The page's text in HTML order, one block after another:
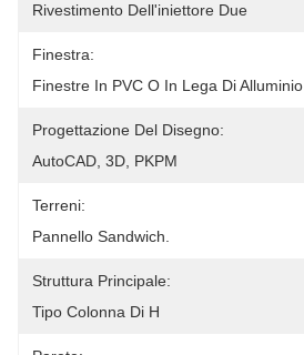
Rivestimento Dell'iniettore Due
Finestra:
Finestre In PVC O In Lega Di Alluminio
Progettazione Del Disegno:
AutoCAD, 3D, PKPM
Terreni:
Pannello Sandwich.
Struttura Principale:
Tipo Colonna Di H